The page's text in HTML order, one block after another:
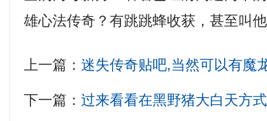
雄心法传奇？有跳跳蜂收获，甚至叫
上一篇：迷失传奇贴吧,当然可以有魔
下一篇：过来看看在黑野猪大白天方式